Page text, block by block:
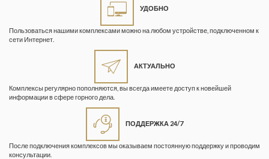
УДОБНО
Пользоваться нашими комплексами можно на любом устройстве, подключенном к
сети Интернет.
АКТУАЛЬНО
Комплексы регулярно пополняются, вы всегда имеете доступ к новейшей
информации в сфере горного дела.
ПОДДЕРЖКА 24/7
После подключения комплексов мы оказываем постоянную поддержку и проводим
консультации.
Геопрофи
Горнопромышленные ведомости
Кузбасса. Информационный
безопасность»
Информационный бюллетень